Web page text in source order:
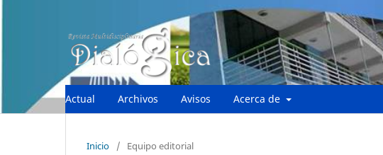
Actual Archivos Avisos Acerca de
Inicio / Equipo editorial